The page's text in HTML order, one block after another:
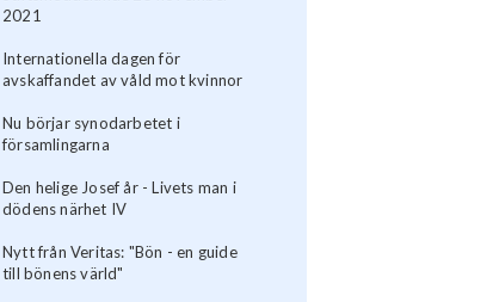
2021
Internationella dagen för
avskaffandet av våld mot kvinnor
Nu börjar synodarbetet i
församlingarna
Den helige Josef år - Livets man i
dödens närhet IV
Nytt från Veritas: "Bön - en guide
till bönens värld"